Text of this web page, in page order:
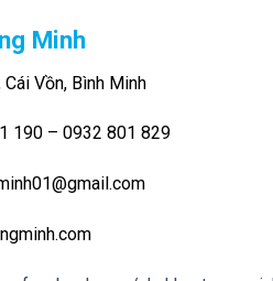
Minh
Vồn, Bình Minh
190 – 0932 801 829